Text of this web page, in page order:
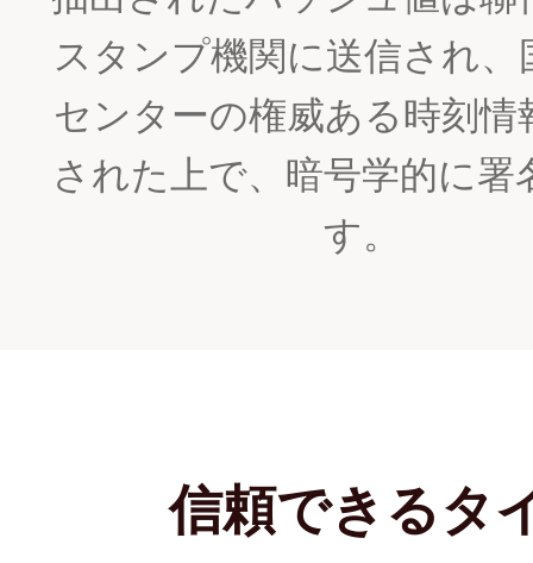
スタンプ機関に送信され、
センターの権威ある時刻情
された上で、暗号学的に署
す。
信頼できるタ